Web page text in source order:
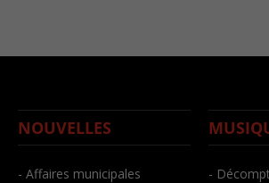
NOUVELLES
- Affaires municipales
-